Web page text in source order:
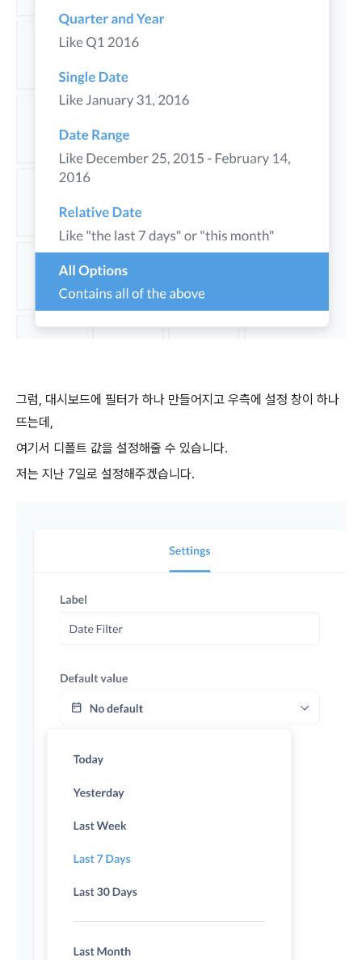
그럼, 대시보드에 필터가 하나 만들어지고 우측에 설정 창이 하나
뜨는데,
여기서 디폴트 값을 설정해줄 수 있습니다.
저는 지난 7일로 설정해주겠습니다.